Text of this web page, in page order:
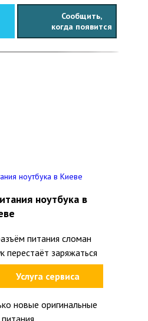
Сообщить,
когда появится
Услуга сервиса
ноутбука в
питания сломан
перестаёт заряжаться
при шевелении
новые оригинальные